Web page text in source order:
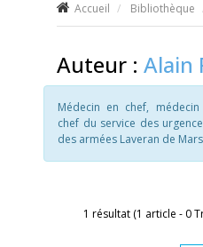
Accueil Bibliothèque
Auteur : Alain
Médecin en chef,
chef du service des
des armées Laveran de
1 résultat (1 article - 0